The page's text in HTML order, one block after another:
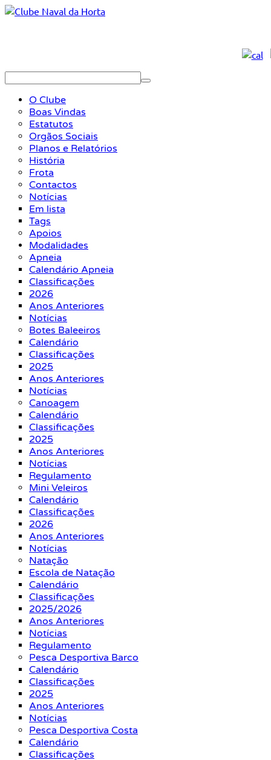
O Clube
Boas Vindas
Estatutos
Orgãos Sociais
Planos e Relatórios
História
Frota
Contactos
Notícias
Em lista
Tags
Apoios
Modalidades
Apneia
Calendário Apneia
Classificações
2026
Anos Anteriores
Notícias
Botes Baleeiros
Calendário
Classificações
2025
Anos Anteriores
Notícias
Canoagem
Calendário
Classificações
2025
Anos Anteriores
Notícias
Regulamento
Mini Veleiros
Calendário
Classificações
2026
Anos Anteriores
Notícias
Natação
Escola de Natação
Calendário
Classificações
2025/2026
Anos Anteriores
Notícias
Regulamento
Pesca Desportiva Barco
Calendário
Classificações
2025
Anos Anteriores
Notícias
Pesca Desportiva Costa
Calendário
Classificações